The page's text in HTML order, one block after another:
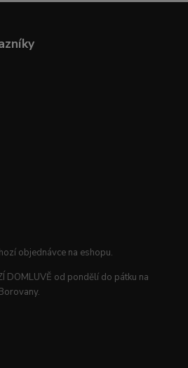
objednávce na eshopu.
DOMLUVĚ od pondělí do pátku na